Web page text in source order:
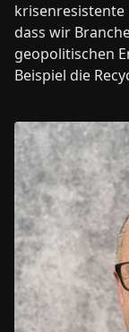
krisenresistente
dass wir
geopolitischen
Beispiel die